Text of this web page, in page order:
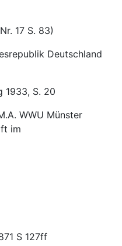
17 S. 83)
Deutschland
1933, S. 20
WWU Münster
im
S 127ff